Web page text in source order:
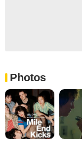
Photos